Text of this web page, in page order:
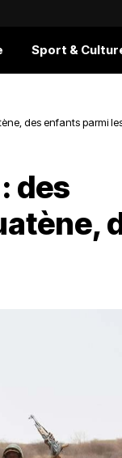
Sport &
des enfants parmi
des